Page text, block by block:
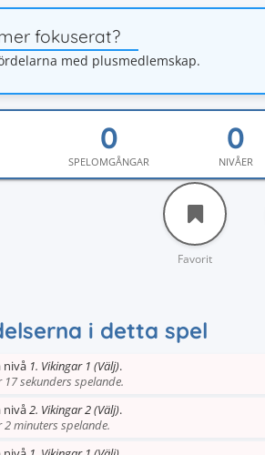
fokuserat?
med plusmedlemskap.
SPELOMGÅNGAR NIVÅER
Favorit
i detta spel
nivå 1. Vikingar 1 (Välj).
sekunders spelande.
nivå2. Vikingar 2 (Välj).
minuters spelande.